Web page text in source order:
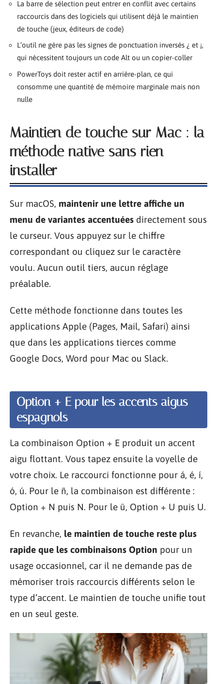
La barre de sélection peut entrer en conflit avec certains
raccourcis dans des logiciels qui utilisent déjà le maintien
de touche (jeux, éditeurs de code)
L’outil ne gère pas les signes de ponctuation inversés ¿ et ¡,
qui nécessitent toujours un code Alt ou un copier-coller
PowerToys doit rester actif en arrière-plan, ce qui
consomme une quantité de mémoire marginale mais non
nulle
Maintien de touche sur Mac : la
méthode native sans rien
installer
Sur macOS, maintenir une lettre affiche un
menu de variantes accentuées directement sous
le curseur. Vous appuyez sur le chiffre
correspondant ou cliquez sur le caractère
voulu. Aucun outil tiers, aucun réglage
préalable.
Cette méthode fonctionne dans toutes les
applications Apple (Pages, Mail, Safari) ainsi
que dans les applications tierces comme
Google Docs, Word pour Mac ou Slack.
Option + E pour les accents aigus
espagnols
La combinaison Option + E produit un accent
aigu flottant. Vous tapez ensuite la voyelle de
votre choix. Le raccourci fonctionne pour á, é, í,
ó, ú. Pour le ñ, la combinaison est différente :
Option + N puis N. Pour le ü, Option + U puis U.
En revanche, le maintien de touche reste plus
rapide que les combinaisons Option pour un
usage occasionnel, car il ne demande pas de
mémoriser trois raccourcis différents selon le
type d’accent. Le maintien de touche unifie tout
en un seul geste.